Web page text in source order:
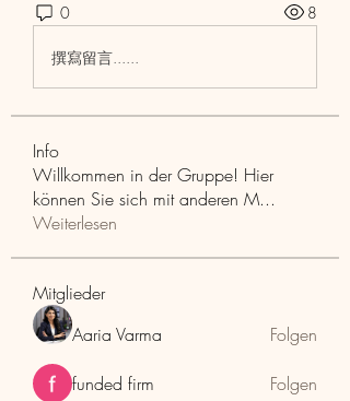
0 8
撰寫留言......
Info
Willkommen in der Gruppe! Hier
können Sie sich mit anderen M...
Weiterlesen
Mitglieder
Aaria Varma
Folgen
funded firm Folgen